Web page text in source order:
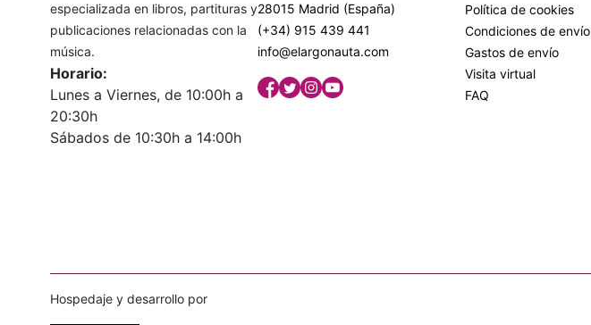
especializada en libros, partituras y
publicaciones relacionadas con la
música.
Horario:
Lunes a Viernes, de 10:00h a
20:30h
Sábados de 10:30h a 14:00h
28015 Madrid (España)
(+34) 915 439 441
info@elargonauta.com
Política de cookies
Condiciones de envío
Gastos de envío
Visita virtual
FAQ
Hospedaje y desarrollo por